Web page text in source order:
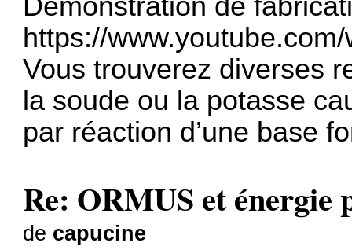
Démonstration de
https://
Vous trouverez diverses
la soude ou la potasse
par réaction d’une base
Re: ORMUS et énergie
de capucine